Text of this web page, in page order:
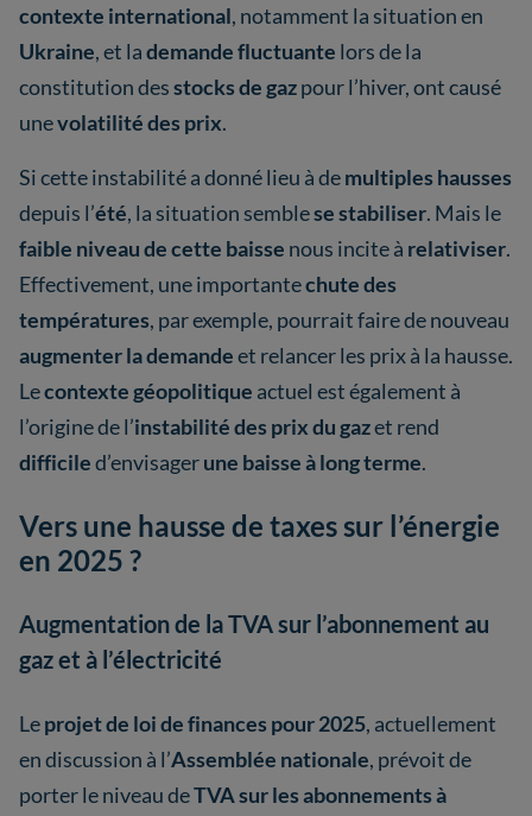
contexte international, notamment la situation en
Ukraine, et lademande fluctuante lors de la
constitution desstocks de gazpour l’hiver, ont causé
unevolatilité des prix.
Si cette instabilité a donné lieu à demultiples hausses
depuis l’été, la situation semblese stabiliser. Mais le
faible niveau de cette baisse nous incite à relativiser.
Effectivement, une importantechute des
températures, par exemple, pourrait faire de nouveau
augmenter la demandeet relancer les prix à la hausse.
Lecontexte géopolitique actuel est également à
l’origine de l’instabilité des prix du gazet rend
difficiled’envisagerune baisse à long terme.
Vers une hausse de taxes sur l’énergie
en 2025 ?
Augmentation de la TVA sur l’abonnement au
gaz et à l’électricité
Leprojet de loi de finances pour 2025, actuellement
en discussion à l’Assemblée nationale, prévoit de
porter le niveau deTVA sur les abonnements à